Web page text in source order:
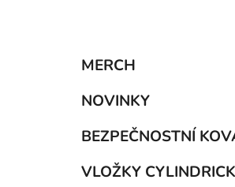
Přeskočit
kategorie
MERCH
NOVINKY
BEZPEČNOSTNÍ
VLOŽKY